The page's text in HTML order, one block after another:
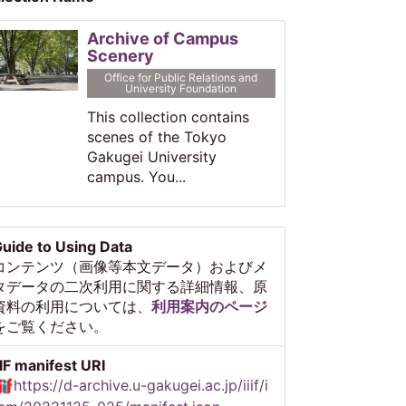
Archive of Campus
Scenery
Office for Public Relations and
University Foundation
This collection contains
scenes of the Tokyo
Gakugei University
campus. You...
to Using Data
ンテンツ（画像等本文データ）およびメ
データの二次利用に関する詳細情報、原
料の利用については、 利用案内のページ
ご覧ください。
manifest URI
https://d-archive.u-gakugei.ac.jp/iiif/i